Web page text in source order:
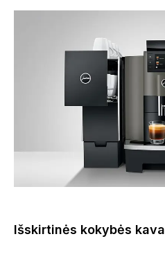
Išskirtinės kokybės kava